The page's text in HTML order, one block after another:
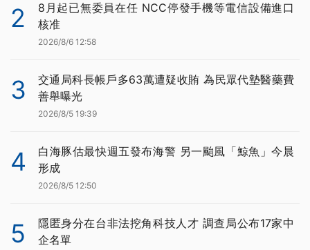
2
8月起已無委員在任 NCC停發手機等電信設備進口
核准
2026/8/6 12:58
3
交通局科長帳戶多63萬遭疑收賄 為民眾代墊醫藥費
善舉曝光
2026/8/5 19:39
4
白海豚估最快週五發布海警 另一颱風「鯨魚」今晨
形成
2026/8/5 12:50
5
隱匿身分在台非法挖角科技人才 調查局公布17家中
企名單